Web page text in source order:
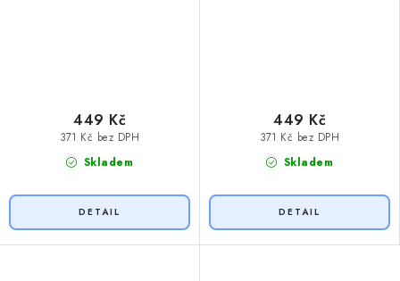
Skladem
371 Kč bez DPH
449 Kč
Skladem
371 Kč bez DPH
449 Kč